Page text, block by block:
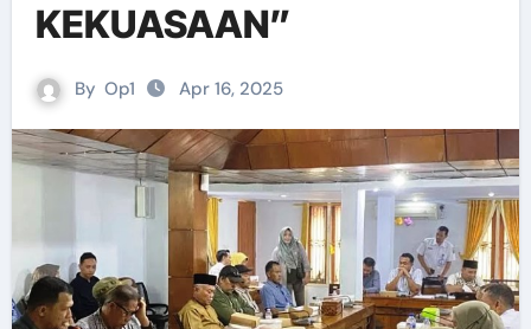
KEKUASAAN”
By Op1 Apr 16, 2025